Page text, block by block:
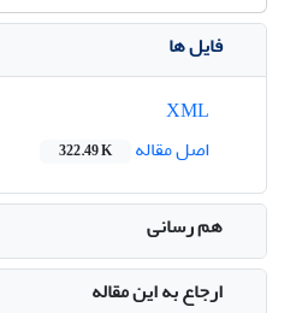
فایل ها
اصل مقاله
322.49 K
هم رسانی
ارجاع به این مقاله